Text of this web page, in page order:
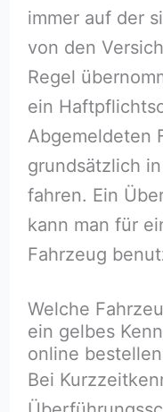
immer auf der
von den
Regel
ein
Abgemeldeten
grundsätzlich
fahren. Ein
kann man für
Fahrzeug
Welche
ein gelbes
online
Bei